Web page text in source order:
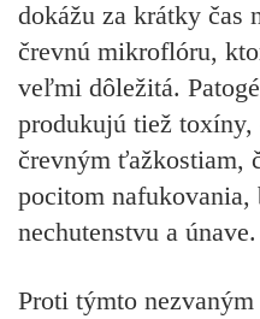
dokážu za krátky čas
črevnú mikroflóru,
veľmi dôležitá.
produkujú tiež
črevným ťažkostiam,
pocitom nafukovania,
nechutenstvu a únave.
Proti týmto